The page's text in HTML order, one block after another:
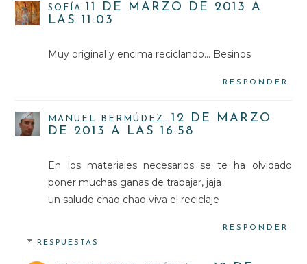
SOFÍA
11 DE MARZO DE 2013 A
LAS 11:03
Muy original y encima reciclando... Besinos
RESPONDER
MANUEL BERMÚDEZ.
12 DE MARZO
DE 2013 A LAS 16:58
En los materiales necesarios se te ha olvidado
poner muchas ganas de trabajar, jaja
un saludo chao chao viva el reciclaje
RESPONDER
RESPUESTAS